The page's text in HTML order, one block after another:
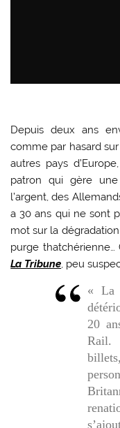
Depuis deux ans
comme par hasard
autres pays
patron qui gère
l’argent, des
a 30 ans qui ne sont
mot sur la
purge thatchérienne…
La Tribune, peu
« La
20
Rail.